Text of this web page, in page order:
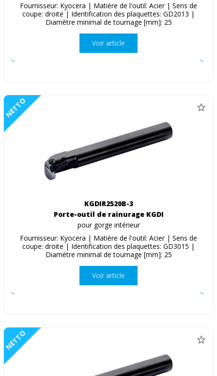
Fournisseur: Kyocera | Matière de l'outil: Acier | Sens de
coupe: droite | Identification des plaquettes: GD2013 |
Diamètre minimal de tournage [mm]: 25
Voir article
NETTO
KGDIR2520B-3
Porte-outil de rainurage KGDI
pour gorge intérieur
Fournisseur: Kyocera | Matière de l'outil: Acier | Sens de
coupe: droite | Identification des plaquettes: GD3015 |
Diamètre minimal de tournage [mm]: 25
Voir article
NETTO